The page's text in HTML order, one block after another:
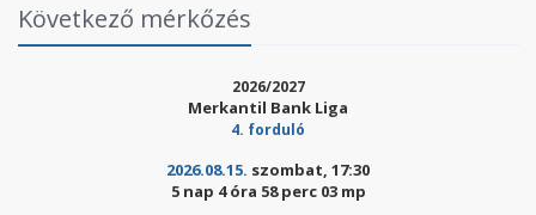
Következő mérkőzés
2026/2027
Merkantil Bank Liga
4. forduló
2026.08.15. szombat, 17:30
5 nap 4 óra 58 perc 01 mp